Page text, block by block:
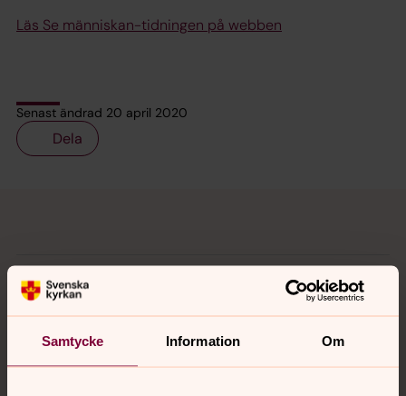
Samtycke Information Om
Läs Se människan-tidningen på webben
Senast ändrad 20 april 2020
Dela
Kontakt
Kalender